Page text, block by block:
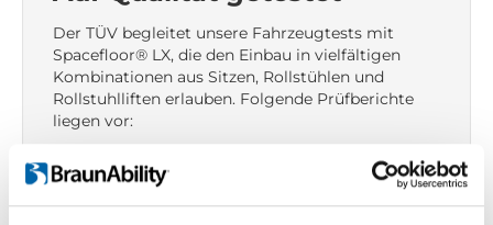
Der TÜV begleitet unsere Fahrzeugtests mit
Spacefloor® LX, die den Einbau in vielfältigen
Kombinationen aus Sitzen, Rollstühlen und
Rollstuhlliften erlauben. Folgende Prüfberichte
liegen vor:
Aluminiumboden
ECE R14